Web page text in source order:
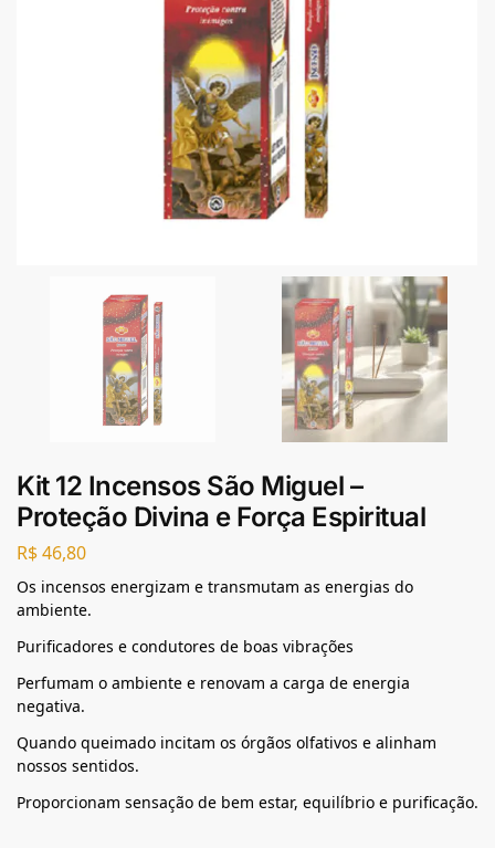
Kit 12 Incensos São Miguel –
Proteção Divina e Força Espiritual
R$46,80
Os incensos energizam e transmutam as energias do
ambiente.
Purificadores e condutores de boas vibrações
Perfumam o ambiente e renovam a carga de energia
negativa.
Quando queimado incitam os órgãos olfativos e alinham
nossos sentidos.
Proporcionam sensação de bem estar, equilíbrio e purificação.